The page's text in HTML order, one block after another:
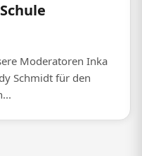
Moderatoren Inka
Schmidt für den